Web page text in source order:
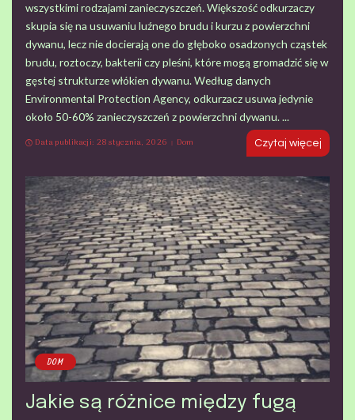
wszystkimi rodzajami zanieczyszczeń. Większość odkurzaczy
skupia się na usuwaniu luźnego brudu i kurzu z powierzchni
dywanu, lecz nie docierają one do głęboko osadzonych cząstek
brudu, roztoczy, bakterii czy pleśni, które mogą gromadzić się w
gęstej strukturze włókien dywanu. Według danych
Environmental Protection Agency, odkurzacz usuwa jedynie
około 50-60% zanieczyszczeń z powierzchni dywanu. ...
Data publikacji: 28 stycznia, 2026
Dom Czytaj więcej
DOM
Jakie są różnice między fugą